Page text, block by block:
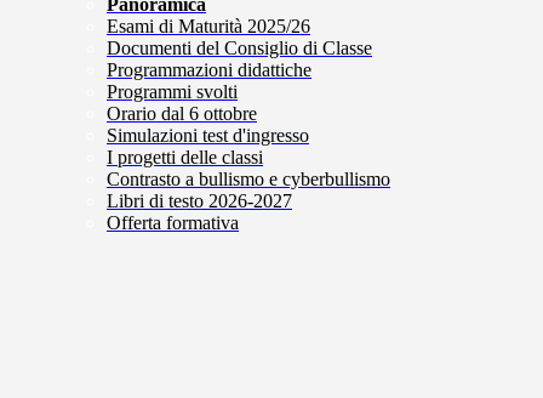
Panoramica
Esami di Maturità 2025/26
Documenti del Consiglio di Classe
Programmazioni didattiche
Programmi svolti
Orario dal 6 ottobre
Simulazioni test d'ingresso
I progetti delle classi
Contrasto a bullismo e cyberbullismo
Libri di testo 2026-2027
Offerta formativa